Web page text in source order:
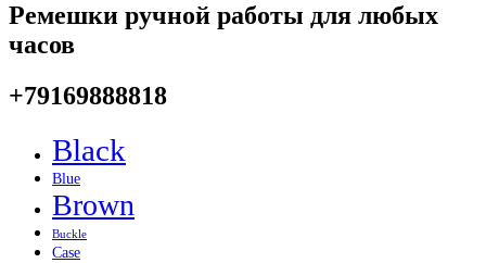
Ремешки ручной работы для любых
часов
+79169888818
Black
Blue
Brown
Buckle
Case